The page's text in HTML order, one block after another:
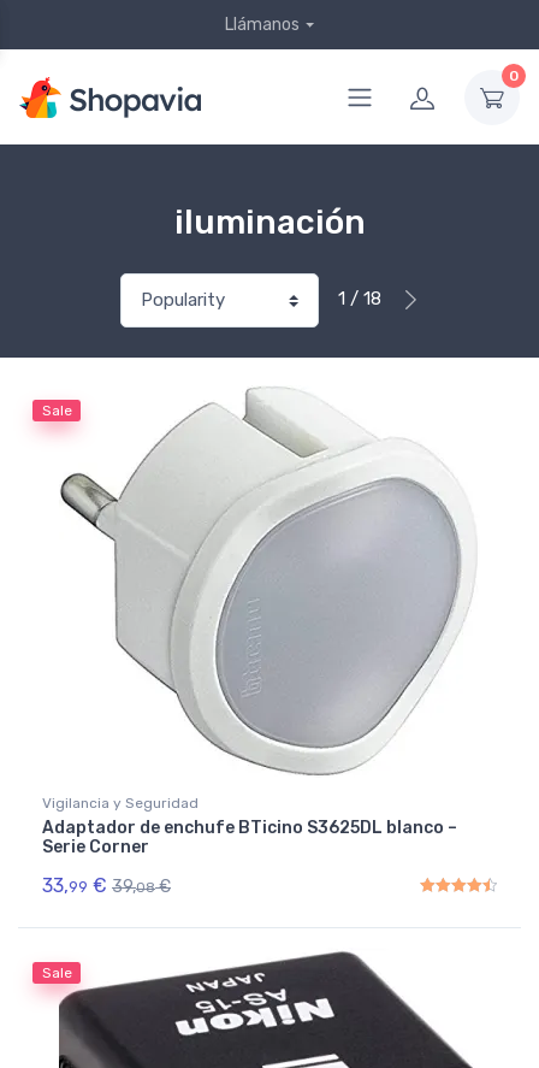
Llámanos
0
iluminación
1 / 18
Sale
Vigilancia y Seguridad
Adaptador de enchufe BTicino S3625DL blanco –
Serie Corner
33,99 € 39,08 €
Sale